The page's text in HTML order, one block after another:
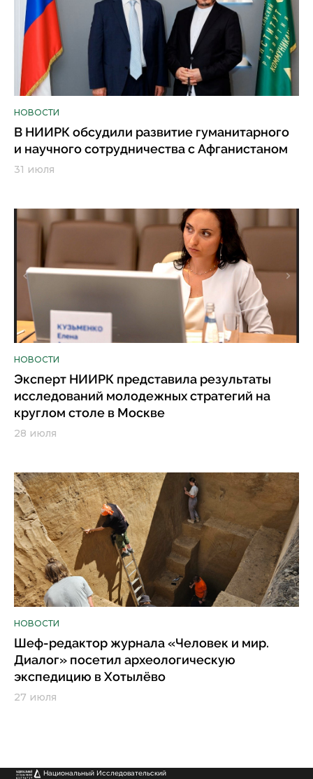
НОВОСТИ
В НИИРК обсудили развитие гуманитарного
и научного сотрудничества с Афганистаном
31 июля
НОВОСТИ
Эксперт НИИРК представила результаты
исследований молодежных стратегий на
круглом столе в Москве
28 июля
НОВОСТИ
Шеф-редактор журнала «Человек и мир.
Диалог» посетил археологическую
экспедицию в Хотылёво
27 июля
Национальный Исследовательский